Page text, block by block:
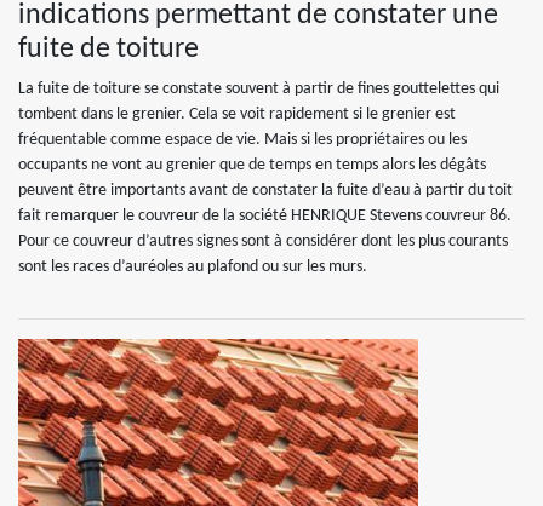
indications permettant de constater une
fuite de toiture
La fuite de toiture se constate souvent à partir de fines gouttelettes qui
tombent dans le grenier. Cela se voit rapidement si le grenier est
fréquentable comme espace de vie. Mais si les propriétaires ou les
occupants ne vont au grenier que de temps en temps alors les dégâts
peuvent être importants avant de constater la fuite d’eau à partir du toit
fait remarquer le couvreur de la société HENRIQUE Stevens couvreur 86.
Pour ce couvreur d’autres signes sont à considérer dont les plus courants
sont les races d’auréoles au plafond ou sur les murs.